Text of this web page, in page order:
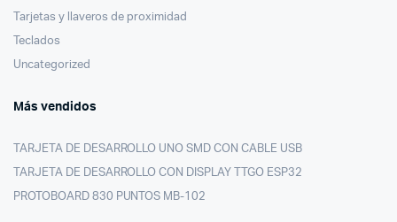
Tarjetas y llaveros de proximidad
Teclados
Uncategorized
Más vendidos
TARJETA DE DESARROLLO UNO SMD CON CABLE USB
TARJETA DE DESARROLLO CON DISPLAY TTGO ESP32
PROTOBOARD 830 PUNTOS MB-102